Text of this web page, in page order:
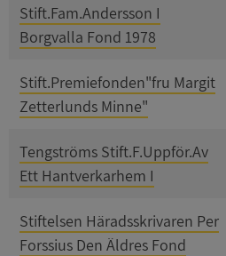
Stift.Fam.Andersson I
Borgvalla Fond 1978
Stift.Premiefonden"fru Margit
Zetterlunds Minne"
Tengströms Stift.F.Uppför.Av
Ett Hantverkarhem I
Stiftelsen Häradsskrivaren Per
Forssius Den Äldres Fond